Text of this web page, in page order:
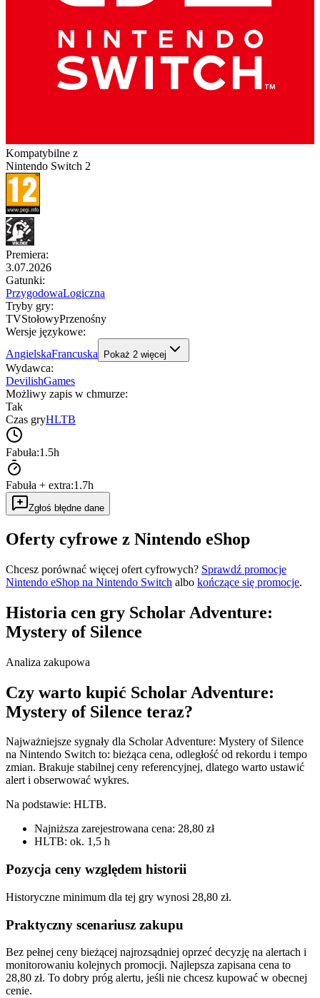
Kompatybilne z
Nintendo Switch 2
Premiera:
3.07.2026
Gatunki:
PrzygodowaLogiczna
Tryby gry:
TVStołowyPrzenośny
Wersje językowe:
AngielskaFrancuska Pokaż 2 więcej
Wydawca:
DevilishGames
Możliwy zapis w chmurze:
Tak
Czas gryHLTB
Fabuła:1.5h
Fabuła + extra:1.7h
Zgłoś błędne dane
Oferty cyfrowe z Nintendo eShop
Chcesz porównać więcej ofert cyfrowych? Sprawdź promocje
Nintendo eShop na Nintendo Switch albo kończące się promocje.
Historia cen gry Scholar Adventure:
Mystery of Silence
Analiza zakupowa
Czy warto kupić Scholar Adventure:
Mystery of Silence teraz?
Najważniejsze sygnały dla Scholar Adventure: Mystery of Silence
na Nintendo Switch to: bieżąca cena, odległość od rekordu i tempo
zmian. Brakuje stabilnej ceny referencyjnej, dlatego warto ustawić
alert i obserwować wykres.
Na podstawie: HLTB.
Najniższa zarejestrowana cena: 28,80 zł
HLTB: ok. 1,5 h
Pozycja ceny względem historii
Historyczne minimum dla tej gry wynosi 28,80 zł.
Praktyczny scenariusz zakupu
Bez pełnej ceny bieżącej najrozsądniej oprzeć decyzję na alertach i
monitorowaniu kolejnych promocji. Najlepsza zapisana cena to
28,80 zł. To dobry próg alertu, jeśli nie chcesz kupować w obecnej
cenie.